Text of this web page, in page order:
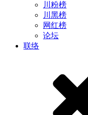
川粉榜
川黑榜
网红榜
论坛
联络